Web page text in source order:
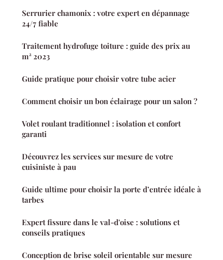
Serrurier chamonix : votre expert en dépannage
24/7 fiable
Traitement hydrofuge toiture : guide des prix au
m² 2023
Guide pratique pour choisir votre tube acier
Comment choisir un bon éclairage pour un salon ?
Volet roulant traditionnel : isolation et confort
garanti
Découvrez les services sur mesure de votre
cuisiniste à pau
Guide ultime pour choisir la porte d’entrée idéale à
tarbes
Expert fissure dans le val-d'oise : solutions et
conseils pratiques
Conception de brise soleil orientable sur mesure